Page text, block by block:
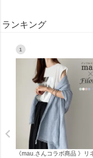
ランキング
1
《mau.さんコラボ商品 》リ